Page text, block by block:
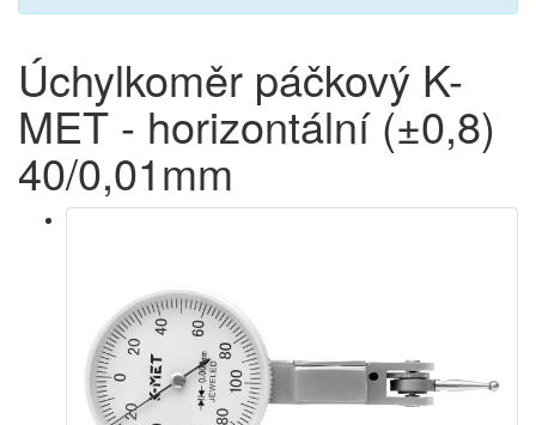
Úchylkoměr páčkový K-
MET - horizontální (±0,8)
40/0,01mm